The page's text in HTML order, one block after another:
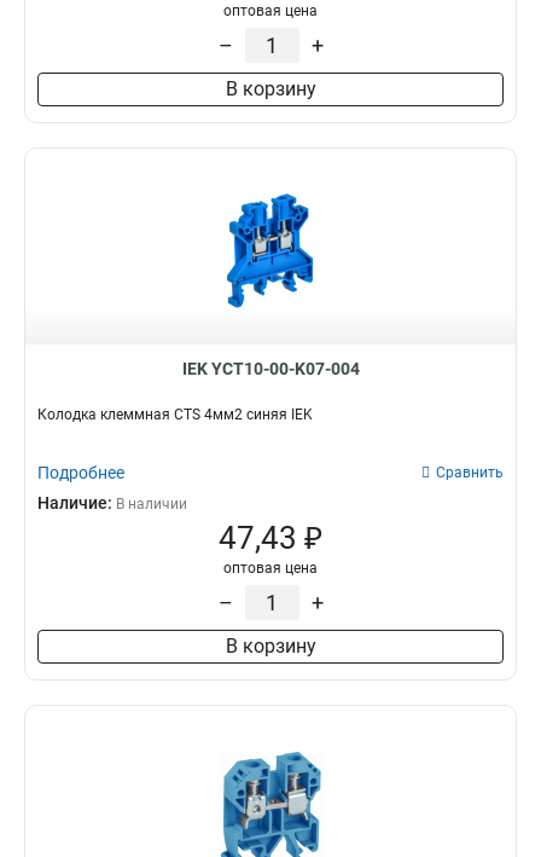
оптовая цена
– +
В корзину
IEK YCT10-00-K07-004
Колодка клеммная CTS 4мм2 синяя IEK
Подробнее Сравнить
Наличие: В наличии
47,43 ₽
оптовая цена
– +
В корзину